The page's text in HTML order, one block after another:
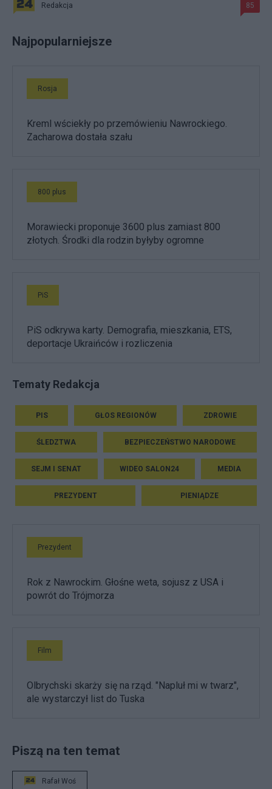
Redakcja 85
Najpopularniejsze
Rosja
Kreml wściekły po przemówieniu Nawrockiego.
Zacharowa dostała szału
800 plus
Morawiecki proponuje 3600 plus zamiast 800
złotych. Środki dla rodzin byłyby ogromne
PiS
PiS odkrywa karty. Demografia, mieszkania, ETS,
deportacje Ukraińców i rozliczenia
Tematy Redakcja
PIS GŁOS REGIONÓW ZDROWIE
ŚLEDZTWA BEZPIECZEŃSTWO NARODOWE
SEJM I SENAT WIDEO SALON24 MEDIA
PREZYDENT PIENIĄDZE
Prezydent
Rok z Nawrockim. Głośne weta, sojusz z USA i
powrót do Trójmorza
Film
Olbrychski skarży się na rząd. "Napluł mi w twarz",
ale wystarczył list do Tuska
Piszą na ten temat
Rafał Woś